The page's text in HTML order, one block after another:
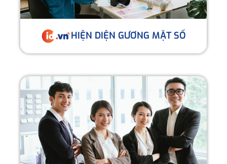
HIỆN DIỆN GƯƠNG MẶT SỐ